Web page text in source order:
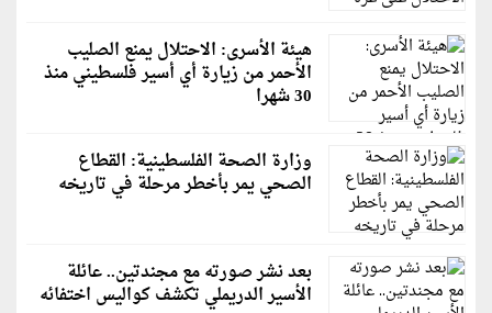
هيئة الأسرى: الاحتلال يمنع الصليب
الأحمر من زيارة أي أسير فلسطيني منذ
30 شهرا
وزارة الصحة الفلسطينية: القطاع
الصحي يمر بأخطر مرحلة في تاريخه
بعد نشر صورته مع مجندتين.. عائلة
الأسير الدريملي تكشف كواليس اختفائه